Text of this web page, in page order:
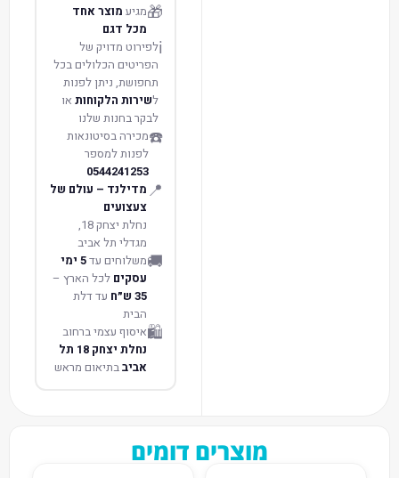
🎁מגיע מוצר אחד
מכל דגם
ℹ️לפירוט מדויק של
הפריטים הכלולים בכל
תחפושת, ניתן לפנות
לשירות הלקוחות או
לבקר בחנות שלנו
☎️מכירה בסיטונאות
לפנות למספר
0544241253
📍 מדילנד – עולם של
צעצועים
נחלת יצחק 18,
מגדלי תל אביב
🚚משלוחים עד 5 ימי
עסקים לכל הארץ –
35 ש״ח
עד דלת
הבית
🛍️איסוף עצמי ברחוב
נחלת יצחק 18 תל
אביבבתיאום מראש
מוצרים דומים